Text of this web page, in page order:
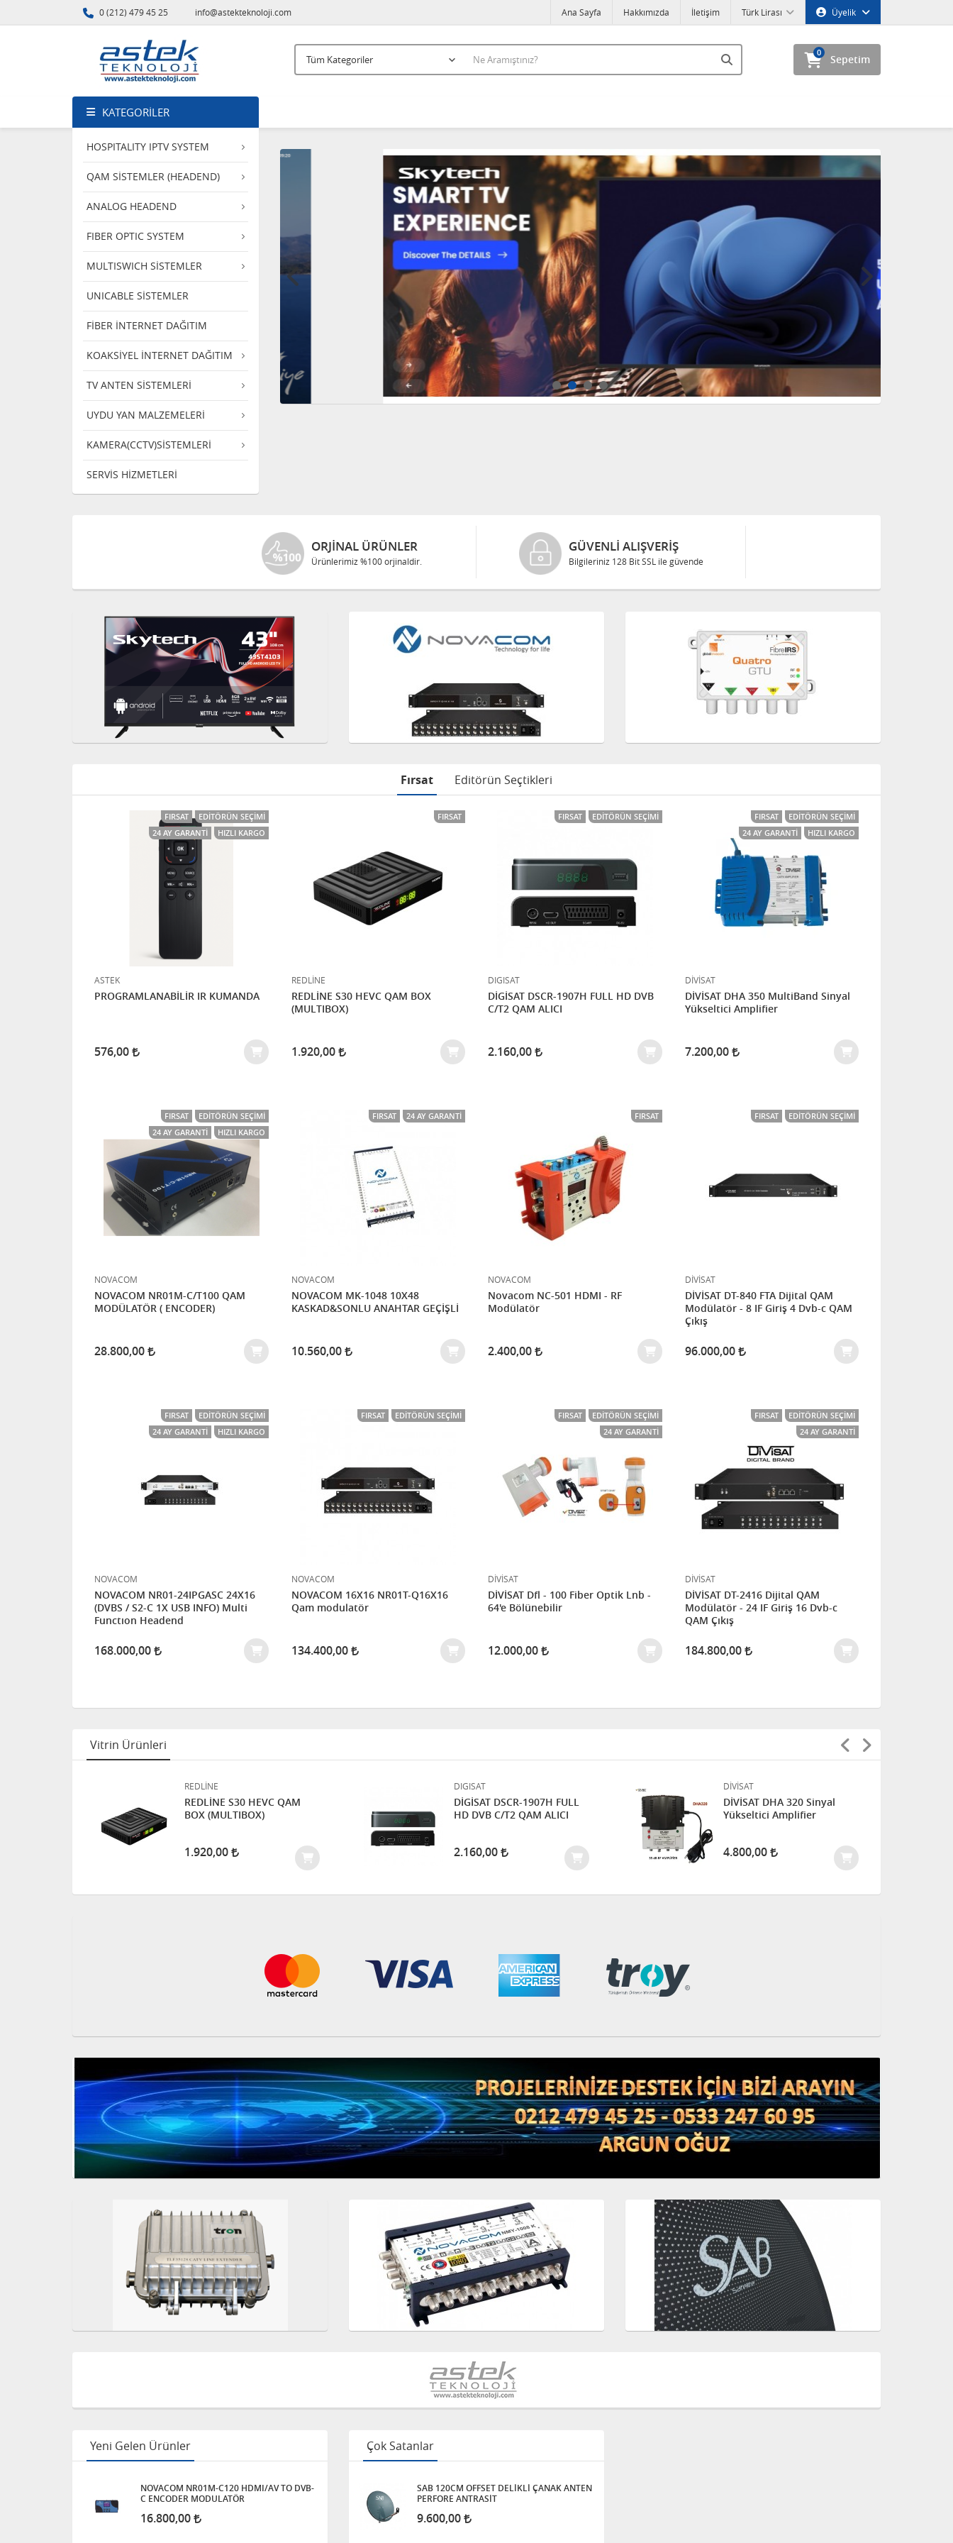
0 (212) 479 45 25 info@astekteknoloji.com Üyelik
Türk Lirası
Ana Sayfa Hakkımızda İletişim
Sepetim
0
KATEGORILER
HOSPITALITY IPTV SYSTEM
QAM SİSTEMLER (HEADEND)
ANALOG HEADEND
FIBER OPTIC SYSTEM
MULTISWICH SİSTEMLER
UNICABLE SİSTEMLER
FİBER İNTERNET DAĞITIM
KOAKSİYEL İNTERNET DAĞITIM
TV ANTEN SİSTEMLERİ
UYDU YAN MALZEMELERİ
KAMERA(CCTV)SİSTEMLERİ
SERVİS HİZMETLERİ
ORJINAL ÜRÜNLER
Ürünlerimiz %100 orjinaldir.
GÜVENLI ALIŞVERIŞ
Bilgileriniz 128 Bit SSL ile güvende
Fırsat Editörün Seçtikleri
FIRSAT
EDITÖRÜN SEÇIMI
24 AY GARANTI
HIZLI KARGO
ASTEK
PROGRAMLANABİLİR IR KUMANDA
576,00
FIRSAT
REDLİNE
REDLİNE S30 HEVC QAM BOX
(MULTIBOX)
1.920,00
FIRSAT EDITÖRÜN SEÇIMI
DIGISAT
DİGİSAT DSCR-1907H FULL HD DVB
C/T2 QAM ALICI
2.160,00
FIRSAT
EDITÖRÜN SEÇIMI
24 AY GARANTI
HIZLI KARGO
DİVİSAT
DİVİSAT DHA 350 MultiBand Sinyal
Yükseltici Amplifier
7.200,00
FIRSAT
EDITÖRÜN SEÇIMI
24 AY GARANTI
HIZLI KARGO
NOVACOM
NOVACOM NR01M-C/T100 QAM
MODÜLATÖR ( ENCODER)
28.800,00
FIRSAT 24 AY GARANTI
NOVACOM
NOVACOM MK-1048 10X48
KASKAD&SONLU ANAHTAR GEÇİŞLİ
10.560,00
FIRSAT
NOVACOM
Novacom NC-501 HDMI - RF
Modülatör
2.400,00
FIRSAT EDITÖRÜN SEÇIMI
DİVİSAT
DİVİSAT DT-840 FTA Dijital QAM
Modülatör - 8 IF Giriş 4 Dvb-c QAM
Çıkış
96.000,00
FIRSAT
EDITÖRÜN SEÇIMI
24 AY GARANTI
HIZLI KARGO
NOVACOM
NOVACOM NR01-24IPGASC 24X16
(DVBS / S2-C 1X USB INFO) Multi
Functıon Headend
168.000,00
FIRSAT EDITÖRÜN SEÇIMI
NOVACOM
NOVACOM 16X16 NR01T-Q16X16
Qam modulatör
134.400,00
FIRSAT
EDITÖRÜN SEÇIMI
24 AY GARANTI
DİVİSAT
DİVİSAT Dfl - 100 Fiber Optik Lnb -
64'e Bölünebilir
12.000,00
FIRSAT
EDITÖRÜN SEÇIMI
24 AY GARANTI
DİVİSAT
DİVİSAT DT-2416 Dijital QAM
Modülatör - 24 IF Giriş 16 Dvb-c
QAM Çıkış
184.800,00
Vitrin Ürünleri
REDLİNE
REDLİNE S30 HEVC QAM
BOX (MULTIBOX)
1.920,00
DIGISAT
DİGİSAT DSCR-1907H FULL
HD DVB C/T2 QAM ALICI
2.160,00
DİVİSAT
DİVİSAT DHA 320 Sinyal
Yükseltici Amplifier
4.800,00
Yeni Gelen Ürünler
NOVACOM NR01M-C120 HDMI/AV TO DVB-
C ENCODER MODULATÖR
16.800,00
Çok Satanlar
SAB 120CM OFFSET DELİKLİ ÇANAK ANTEN
PERFORE ANTRASİT
9.600,00